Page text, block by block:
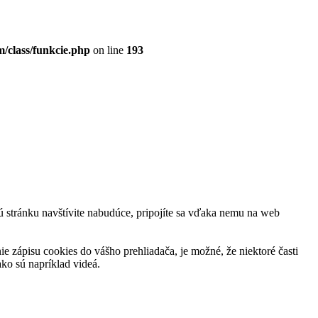
class/funkcie.php on line 193
navštívite nabudúce, pripojíte sa vďaka nemu na web
zápisu cookies do vášho prehliadača, je možné, že niektoré časti
sú napríklad videá.